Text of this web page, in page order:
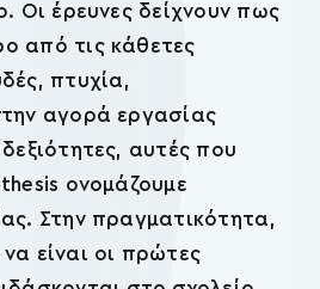
Οι έρευνες δείχνουν πως
από τις κάθετες
πτυχία,
αγορά εργασίας
αυτές που
ονομάζουμε
Στην πραγματικότητα,
είναι οι πρώτες